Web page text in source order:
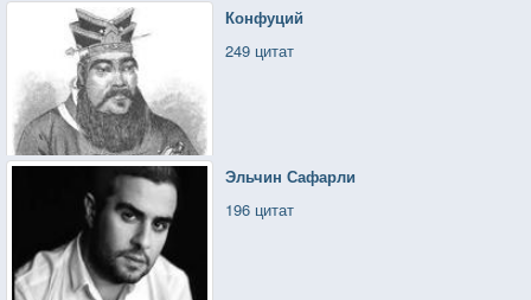
Конфуций
249 цитат
Эльчин Сафарли
196 цитат